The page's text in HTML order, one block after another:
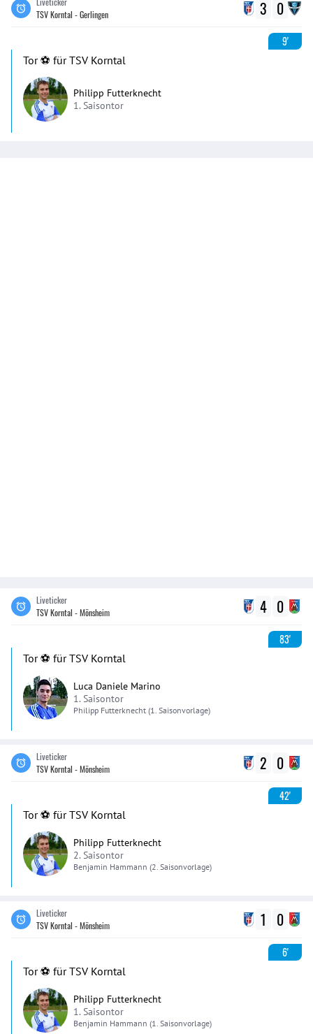
TSV Korntal - Gerlingen
3 0
9'
Tor ⚽️ für TSV Korntal
Philipp Futterknecht
1. Saisontor
Liveticker
TSV Korntal - Mönsheim
4 0
83'
Tor ⚽️ für TSV Korntal
Luca Daniele Marino
1. Saisontor
Philipp Futterknecht (1. Saisonvorlage)
Liveticker
TSV Korntal - Mönsheim
2 0
42'
Tor ⚽️ für TSV Korntal
Philipp Futterknecht
2. Saisontor
Benjamin Hammann (2. Saisonvorlage)
Liveticker
TSV Korntal - Mönsheim
1 0
6'
Tor ⚽️ für TSV Korntal
Philipp Futterknecht
1. Saisontor
Benjamin Hammann (1. Saisonvorlage)